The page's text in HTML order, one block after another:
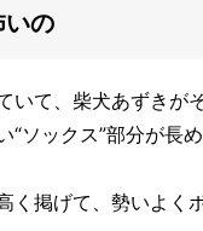
の
て、柴犬あずきが
ソックス”部分が長
く掲げて、勢いよく